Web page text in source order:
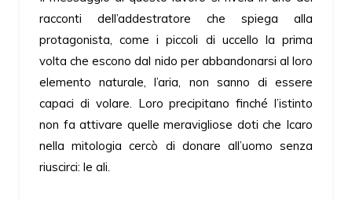
racconti dell’addestratore che spiega alla
protagonista, come i piccoli di uccello la prima
volta che escono dal nido per abbandonarsi al loro
elemento naturale, l’aria, non sanno di essere
capaci di volare. Loro precipitano finché l’istinto
non fa attivare quelle meravigliose doti che Icaro
nella mitologia cercò di donare all’uomo senza
riuscirci: le ali.